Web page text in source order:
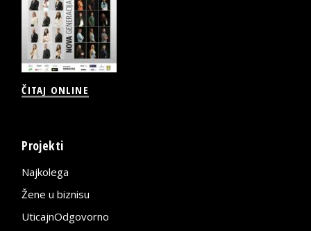
ČITAJ ONLINE
Projekti
Najkolega
Žene u biznisu
UticajnOdgovorno